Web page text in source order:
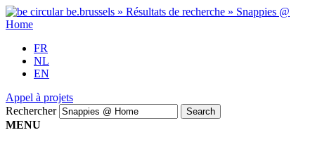
FR
NL
EN
Appel à projets
Rechercher
MENU